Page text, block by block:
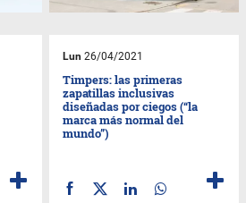
Lun 26/04/2021
Timpers: las primeras
zapatillas inclusivas
diseñadas por ciegos (“la
marca más normal del
mundo”)